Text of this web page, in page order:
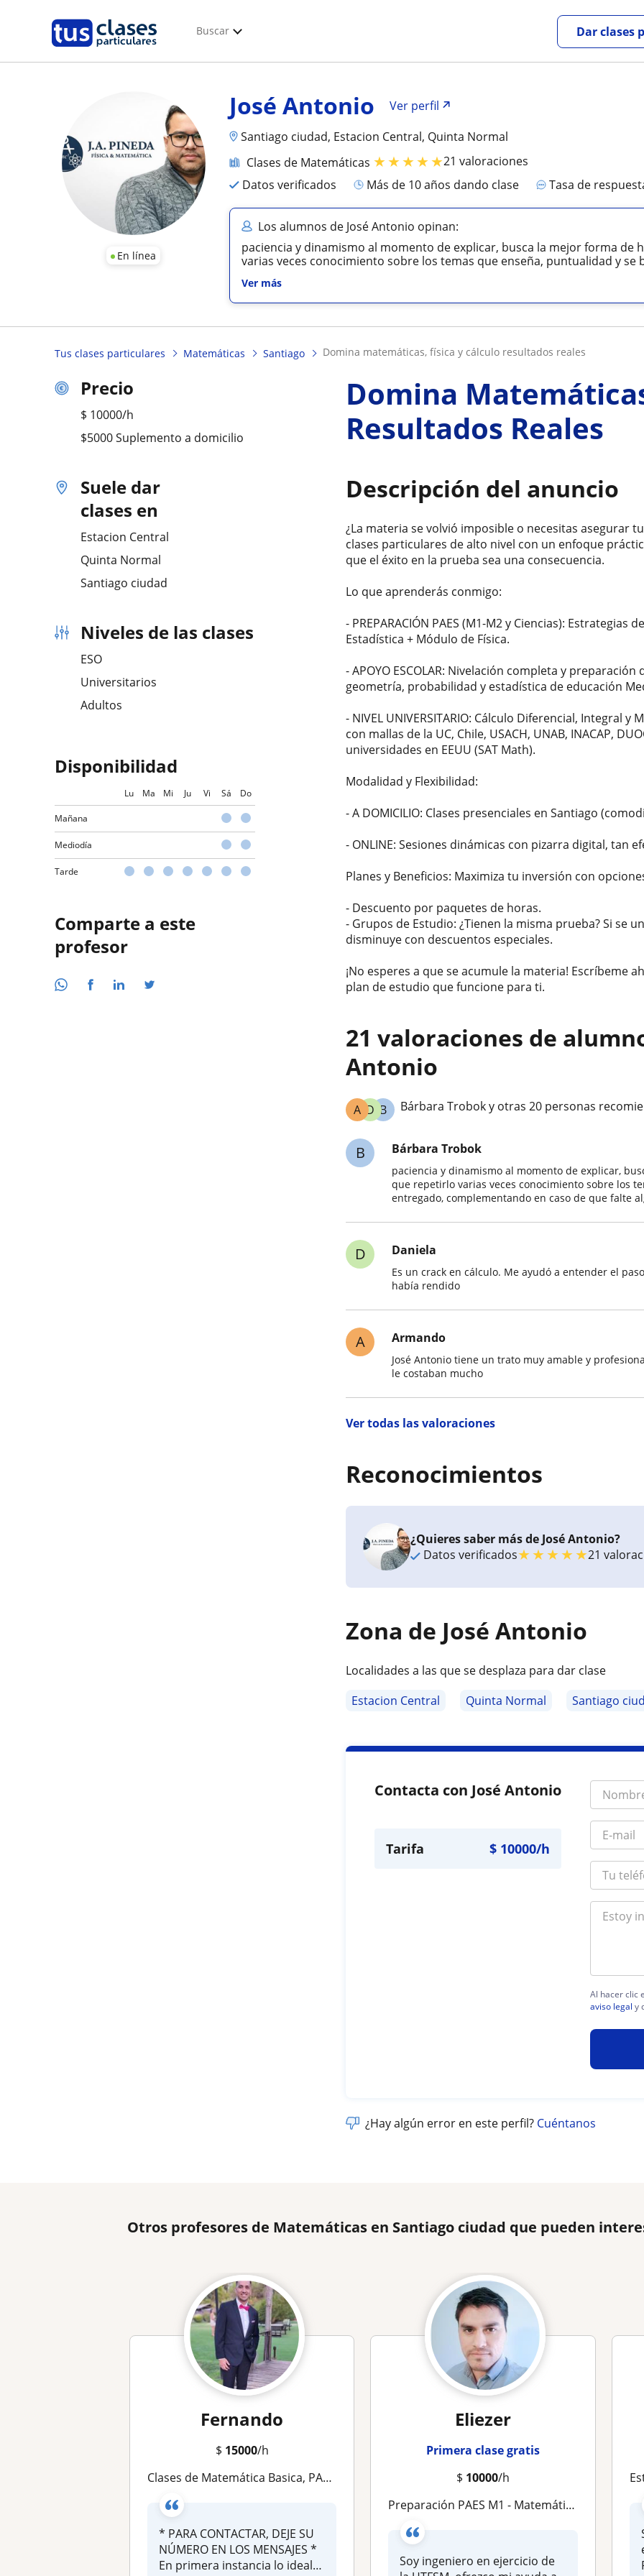
Buscar Dar clases
En línea
José Antonio
Ver perfil
Santiago ciudad, Estacion Central, Quinta Normal
Clases de Matemáticas ★★★★★21 valoraciones
Datos verificados
más de 10 años dando clase Tasa de
Los alumnos de José Antonio opinan:
paciencia y dinamismo al momento de explicar, busca la mejor forma
varias veces conocimiento sobre los temas que enseña, puntualidad y se
Ver más
Tus clases particulares Matemáticas Santiago domina matemáticas, física y cálculo resultados reales
Precio
$ 10000/h
$5000 Suplemento a domicilio
Suele dar
clases en
Estacion Central
Quinta Normal
Santiago ciudad
Niveles de las clases
ESO
Universitarios
Adultos
Disponibilidad
Lu Ma Mi Ju Vi Sá Do
Mañana
Mediodía
Tarde
Comparte a este
profesor
Domina
Resultados Reales
Descripción del anuncio
¿La materia se volvió imposible o necesitas asegurar
clases particulares de alto nivel con un enfoque
que el éxito en la prueba sea una consecuencia.
Lo que aprenderás conmigo:
- PREPARACIÓN PAES (M1-M2 y Ciencias):
Estadística + Módulo de Física.
- APOYO ESCOLAR: Nivelación completa y
geometría, probabilidad y estadística de educación
- NIVEL UNIVERSITARIO: Cálculo Diferencial, Integral
con mallas de la UC, Chile, USACH, UNAB, INACAP,
universidades en EEUU (SAT Math).
Modalidad y Flexibilidad:
- A DOMICILIO: Clases presenciales en Santiago
- ONLINE: Sesiones dinámicas con pizarra digital, tan
Planes y Beneficios: Maximiza tu inversión con
- Descuento por paquetes de horas.
- Grupos de Estudio: ¿Tienen la misma prueba? Si se
disminuye con descuentos especiales.
¡No esperes a que se acumule la materia! Escríbeme
plan de estudio que funcione para ti.
21 valoraciones de
Antonio
B
D
A Bárbara Trobok y otras 20 personas
B Bárbara Trobok
paciencia y dinamismo al momento de explicar,
que repetirlo varias veces conocimiento sobre los
entregado, complementando en caso de que falte
D Daniela
Es un crack en cálculo. Me ayudó a entender el
había rendido
A Armando
José Antonio tiene un trato muy amable y
le costaban mucho
Ver todas las valoraciones
Reconocimientos
¿Quieres saber más de José Antonio?
Datos verificados★★★★★21
Zona de José Antonio
Localidades a las que se desplaza para dar clase
Estacion Central
Quinta Normal Santiago
Contacta con José Antonio
Tarifa $ 10000/h
Al hacer clic
aviso legal y
¿Hay algún error en este perfil? Cuéntanos
Otros profesores de Matemáticas en Santiago ciudad que pueden
Fernando
$ 15000/h
Clases de Matemática Basica, PAES, Calculo 1, 2 y 3 y Realización de trabajos *Deje su número en los mensajes
* PARA CONTACTAR, DEJE SU
NÚMERO EN LOS MENSAJES *
En primera instancia lo ideal
Eliezer
Primera clase gratis
$ 10000/h
Preparación PAES M1 - Matemática
Soy ingeniero en ejercicio de